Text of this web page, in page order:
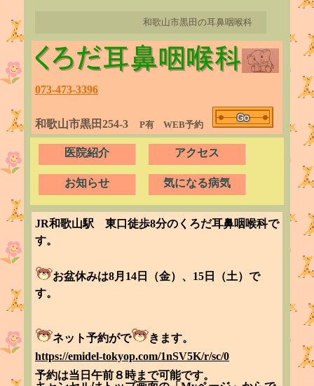
和歌山市黒田の耳鼻咽喉科
073-473-3396
和歌山市黒田254-3 P有 WEB予約
医院紹介 アクセス
お知らせ 気になる病気
JR和歌山駅 東口徒歩8分のくろだ耳鼻咽喉科で
す。
お盆休みは8月14日（金）、15日（土）で
す。
ネット予約がで
きます。
https://emidel-tokyop.com/1nSV5K/r/sc/0
予約は当日午前８時まで可能です。